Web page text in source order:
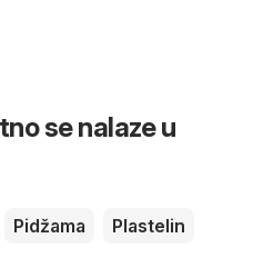
se nalaze u
Pidžama Plastelin